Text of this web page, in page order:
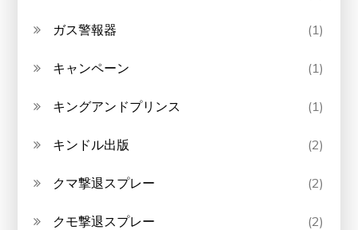
ガス警報器 (1)
キャンペーン (1)
キングアンドプリンス (1)
キンドル出版 (2)
クマ撃退スプレー (2)
クモ撃退スプレー (2)